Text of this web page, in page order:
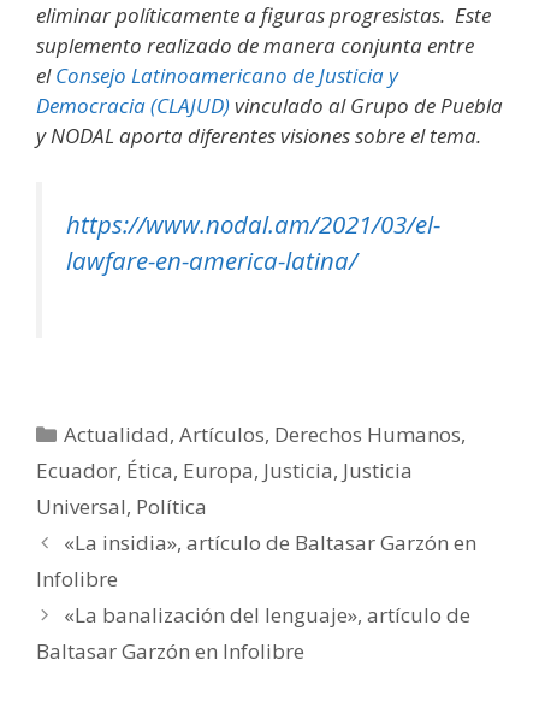
eliminar políticamente a figuras progresistas. Este
suplemento realizado de manera conjunta entre
elConsejo Latinoamericano de Justicia y
Democracia (CLAJUD)vinculado al Grupo de Puebla
y NODAL aporta diferentes visiones sobre el tema.
https://www.nodal.am/2021/03/el-
lawfare-en-america-latina/
Categorías
Actualidad,Artículos, Derechos Humanos,
Ecuador, Ética, Europa, Justicia, Justicia
Universal, Política
«La insidia», artículo de Baltasar Garzón en
Infolibre
«La banalización del lenguaje», artículo de
Baltasar Garzón en Infolibre